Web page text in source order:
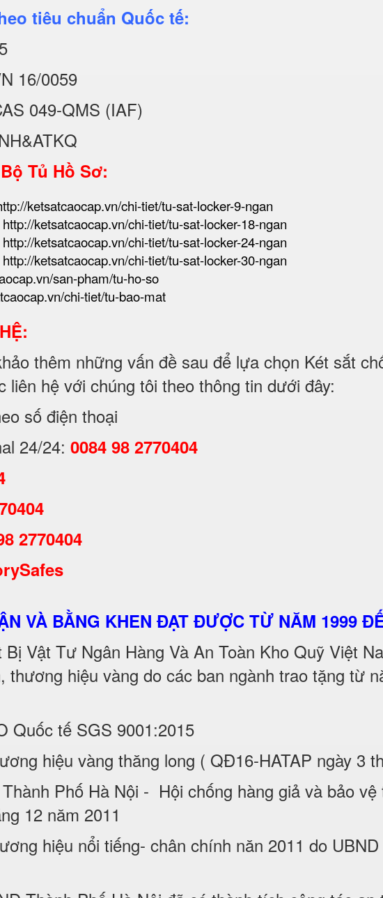
tiêu chuẩn Quốc tế:
16/0059
049-QMS (IAF)
Tủ Hồ Sơ:
ketsatcaocap.vn/chi-tiet/tu-sat-locker-9-ngan
http://ketsatcaocap.vn/chi-tiet/tu-sat-locker-18-ngan
http://ketsatcaocap.vn/chi-tiet/tu-sat-locker-24-ngan
http://ketsatcaocap.vn/chi-tiet/tu-sat-locker-30-ngan
san-pham/tu-ho-so
chi-tiet/tu-bao-mat
thêm những vấn đề sau để lựa chọn Két sắt
liên hệ với chúng tôi theo thông tin dưới đây:
số điện thoại
24/24: 0084 98 2770404
2770404
VÀ BẰNG KHEN ĐẠT ĐƯỢC TỪ NĂM 1999
Vật Tư Ngân Hàng Và An Toàn Kho Quỹ Việt
thương hiệu vàng do các ban ngành trao tặng từ
tế SGS 9001:2015
hiệu vàng thăng long ( QĐ16-HATAP ngày 3
Phố Hà Nội - Hội chống hàng giả và bảo vệ
12 năm 2011
hiệu nổi tiếng- chân chính năn 2011 do UBND